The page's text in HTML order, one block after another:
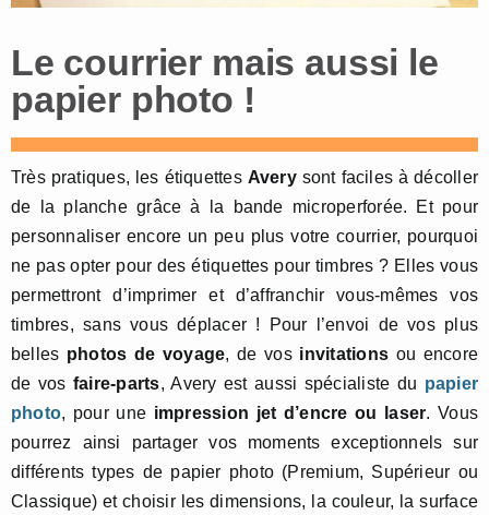
Le courrier mais aussi le
papier photo !
Très pratiques, les étiquettes Averysont faciles à décoller
de la planche grâce à la bande microperforée. Et pour
personnaliser encore un peu plus votre courrier, pourquoi
ne pas opter pour des étiquettes pour timbres ? Elles vous
permettront d’imprimer et d’affranchir vous-mêmes vos
timbres, sans vous déplacer ! Pour l’envoi de vos plus
belles photos de voyage, de vos invitations ou encore
de vosfaire-parts, Avery est aussi spécialiste du papier
photo, pour une impression jet d’encre ou laser. Vous
pourrez ainsi partager vos moments exceptionnels sur
différents types de papier photo (Premium, Supérieur ou
Classique) et choisir les dimensions, la couleur, la surface